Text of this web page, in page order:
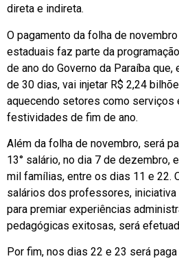
direta e indireta.
O pagamento da folha de
estaduais faz parte da
de ano do Governo da Paraíba
de 30 dias, vai injetar R$ 2,24
aquecendo setores como serviços
festividades de fim de ano.
Além da folha de novembro, será
13° salário, no dia 7 de dezembro,
mil famílias, entre os dias 11 e 22.
salários dos professores, iniciativa
para premiar experiências
pedagógicas exitosas, será
Por fim, nos dias 22 e 23 será